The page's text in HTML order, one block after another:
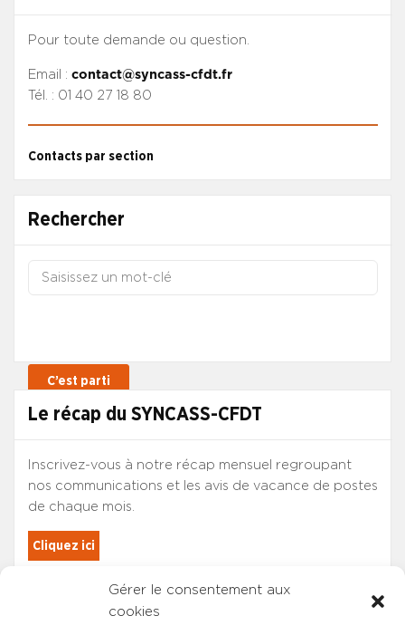
Gérer le consentement aux
cookies
Pour toute demande ou question.
Email : contact@syncass-cfdt.fr
Tél. : 01 40 27 18 80
Contacts par section
Rechercher
Le récap du SYNCASS-CFDT
Inscrivez-vous à notre récap mensuel regroupant
nos communications et les avis de vacance de postes
de chaque mois.
Cliquez ici
Les adhérents du SYNCASS-CFDT
sont automatiquement inscrits.